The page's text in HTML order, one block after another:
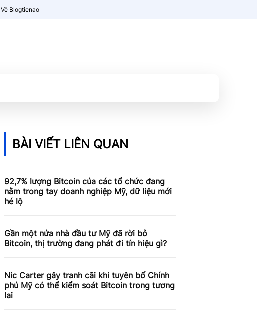
Về Blogtienao
BÀI VIẾT LIÊN QUAN
92,7% lượng Bitcoin của các tổ chức đang
nằm trong tay doanh nghiệp Mỹ, dữ liệu mới
hé lộ
Gần một nửa nhà đầu tư Mỹ đã rời bỏ
Bitcoin, thị trường đang phát đi tín hiệu gì?
Nic Carter gây tranh cãi khi tuyên bố Chính
phủ Mỹ có thể kiểm soát Bitcoin trong tương
lai